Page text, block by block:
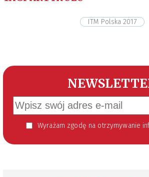
ITM Polska 2017
Wyrażam zgodę na otrzymywanie informacji handlowej kierowanej do mnie za pomocą środków komunikacji elektronicznej w szczególności poczty elektronicznej zgodnie z przepisem art. 10 ust 2 ustawy z dnia 18 lipca 2002 roku o świadczeniu usług drogą elektroniczną (Dz. U. 144 z 2002 r. poz. 1204). Zgoda jest dobrowolna, jednak jej wyrażenie jest konieczne, aby